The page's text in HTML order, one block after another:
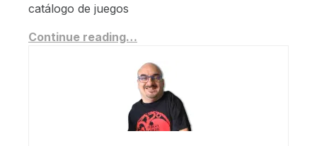
catálogo de juegos
Continue reading…